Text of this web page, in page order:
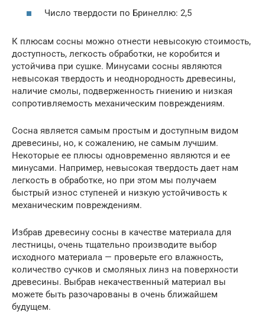
Число твердости по Бринеллю: 2,5
К плюсам сосны можно отнести невысокую стоимость,
доступность, легкость обработки, не коробится и
устойчива при сушке. Минусами сосны являются
невысокая твердость и неоднородность древесины,
наличие смолы, подверженность гниению и низкая
сопротивляемость механическим повреждениям.
Сосна является самым простым и доступным видом
древесины, но, к сожалению, не самым лучшим.
Некоторые ее плюсы одновременно являются и ее
минусами. Например, невысокая твердость дает нам
легкость в обработке, но при этом мы получаем
быстрый износ ступеней и низкую устойчивость к
механическим повреждениям.
Избрав древесину сосны в качестве материала для
лестницы, очень тщательно производите выбор
исходного материала — проверьте его влажность,
количество сучков и смоляных линз на поверхности
древесины. Выбрав некачественный материал вы
можете быть разочарованы в очень ближайшем
будущем.